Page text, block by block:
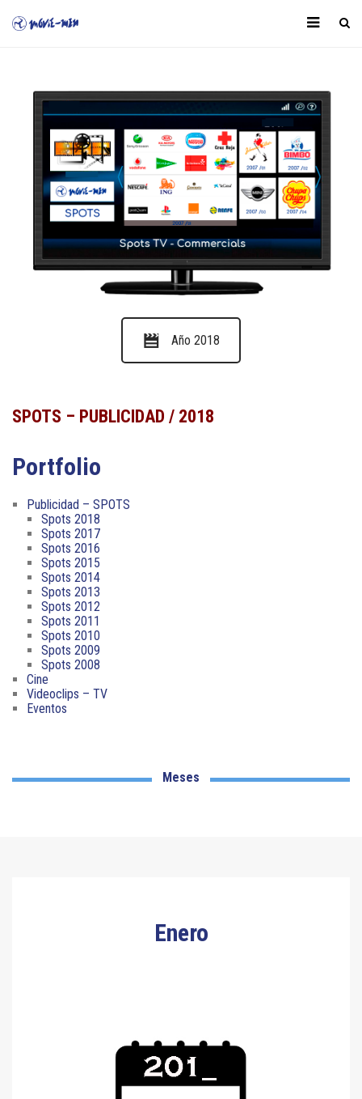
Año 2018
SPOTS – PUBLICIDAD / 2018
Portfolio
Publicidad – SPOTS
Spots 2018
Spots 2017
Spots 2016
Spots 2015
Spots 2014
Spots 2013
Spots 2012
Spots 2011
Spots 2010
Spots 2009
Spots 2008
Cine
Videoclips – TV
Eventos
Meses
Enero